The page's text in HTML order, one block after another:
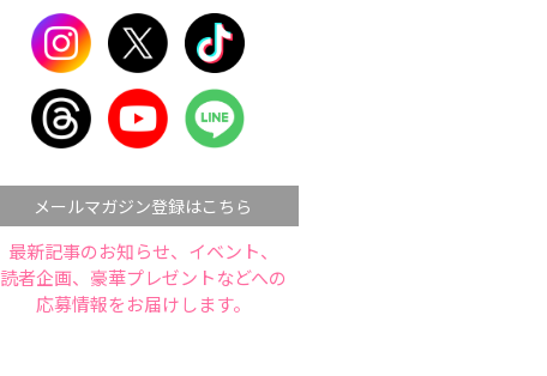
メールマガジン登録はこちら
最新記事のお知らせ、イベント、
読者企画、豪華プレゼントなどへの
応募情報をお届けします。